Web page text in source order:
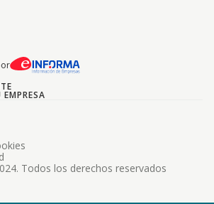
Todos los derechos reservados